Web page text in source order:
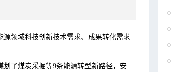
源领域科技创新技术需求、成果转化需求
了煤炭采掘等9条能源转型新路径，安